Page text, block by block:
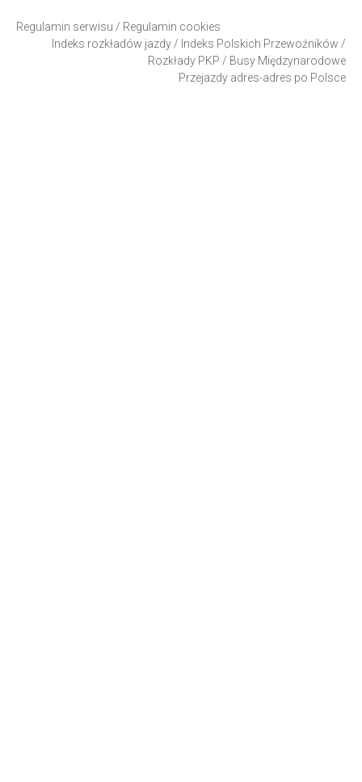
Regulamin serwisu / Regulamin cookies
Indeks rozkładów jazdy / Indeks Polskich Przewoźników /
Rozkłady PKP / Busy Międzynarodowe
Przejazdy adres-adres po Polsce